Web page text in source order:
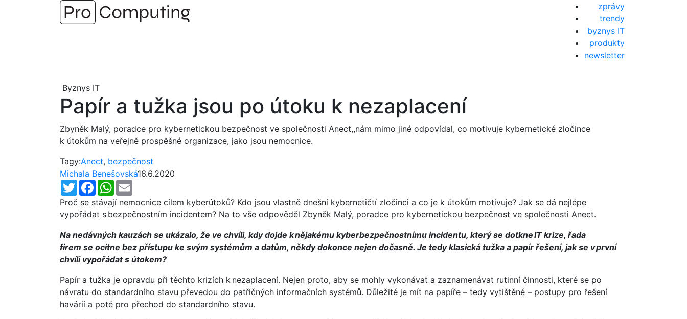
zprávy
trendy
byznys IT
produkty
newsletter
Byznys IT
Papír a tužka jsou po útoku k nezaplacení
Zbyněk Malý, poradce pro kybernetickou bezpečnost ve společnosti Anect,,nám mimo jiné odpovídal, co motivuje kybernetické zločince
k útokům na veřejně prospěšné organizace, jako jsou nemocnice.
Tagy:Anect, bezpečnost
Michala Benešovská16.6.2020
TwitterFacebookWhatsApp
Proč se stávají nemocnice cílem kyberútoků? Kdo jsou vlastně dnešní kybernetičtí zločinci a co je k útokům motivuje? Jak se dá nejlépe
vypořádat s bezpečnostním incidentem? Na to vše odpověděl Zbyněk Malý, poradce pro kybernetickou bezpečnost ve společnosti Anect.
Na nedávných kauzách se ukázalo, že ve chvíli, kdy dojde k nějakému kyberbezpečnostnímu incidentu, který se dotkne IT krize, řada
firem se ocitne bez přístupu ke svým systémům a datům, někdy dokonce nejen dočasně. Je tedy klasická tužka a papír řešení, jak se v první
chvíli vypořádat s útokem?
Papír a tužka je opravdu při těchto krizích k nezaplacení. Nejen proto, aby se mohly vykonávat a zaznamenávat rutinní činnosti, které se po
návratu do standardního stavu převedou do patřičných informačních systémů. Důležité je mít na papíře – tedy vytištěné – postupy pro řešení
havárií a poté pro přechod do standardního stavu.